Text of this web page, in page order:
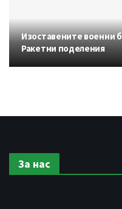
Изоставените военни
Ракетни поделения
За нас